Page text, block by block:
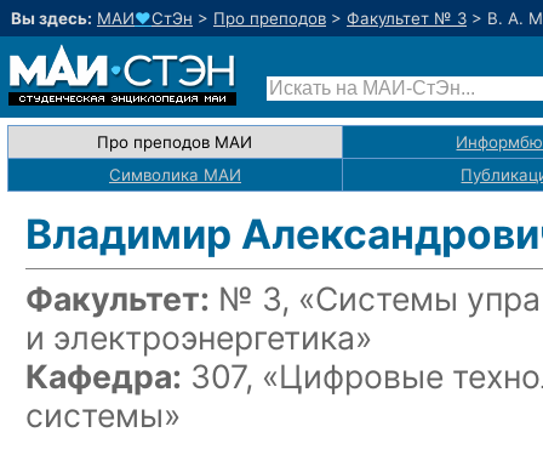
Вы здесь: МАИ♥СтЭн > Про преподов > Факультет № 3 > В. А.
Про преподов МАИ
Символика МАИ
Владимир
Факультет: № 3, «Системы
и электроэнергетика»
Кафедра: 307, «Цифровые
системы»